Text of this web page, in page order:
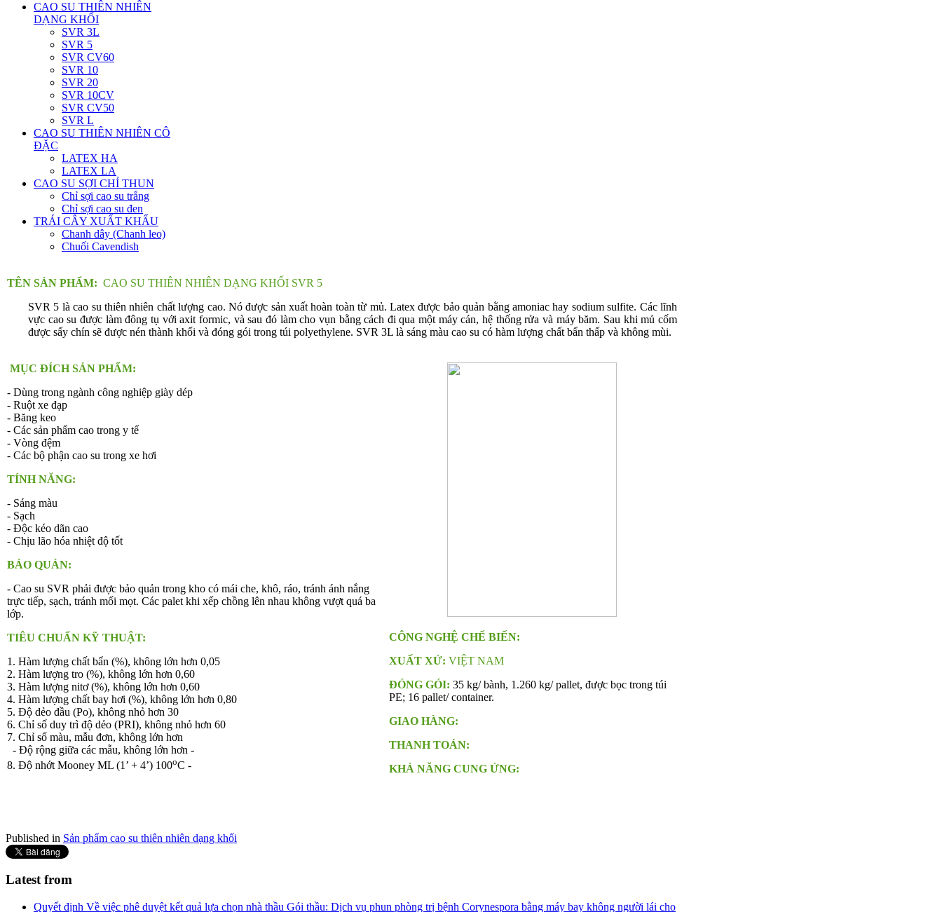
CAO SU THIÊN NHIÊN
DẠNG KHỐI
SVR 3L
SVR 5
SVR CV60
SVR 10
SVR 20
SVR 10CV
SVR CV50
SVR L
CAO SU THIÊN NHIÊN CÔ
ĐẶC
LATEX HA
LATEX LA
CAO SU SỢI CHỈ THUN
Chỉ sợi cao su trắng
Chỉ sợi cao su đen
TRÁI CÂY XUẤT KHẨU
Chanh dây (Chanh leo)
Chuối Cavendish
TÊN SẢN PHẨM: CAO SU THIÊN NHIÊN DẠNG KHỐI SVR 5
SVR 5 là cao su thiên nhiên chất lượng cao. Nó được sản xuất hoàn toàn từ mủ. Latex được bảo quản bằng amoniac hay sodium sulfite. Các lĩnh
vực cao su được làm đông tụ với axit formic, và sau đó làm cho vụn bằng cách đi qua một máy cán, hệ thống rửa và máy băm. Sau khi mủ cốm
được sấy chín sẽ được nén thành khối và đóng gói trong túi polyethylene. SVR 3L là sáng màu cao su có hàm lượng chất bẩn thấp và không mùi.
MỤC ĐÍCH SẢN PHẨM:
- Dùng trong ngành công nghiệp giày dép
- Ruột xe đạp
- Băng keo
- Các sản phẩm cao trong y tế
- Vòng đệm
- Các bộ phận cao su trong xe hơi
TÍNH NĂNG:
- Sáng màu
- Sạch
- Độc kéo dãn cao
- Chịu lão hóa nhiệt độ tốt
BẢO QUẢN:
- Cao su SVR phải được bảo quản trong kho có mái che, khô, ráo, tránh ánh nắng
trực tiếp, sạch, tránh mối mọt. Các palet khi xếp chồng lên nhau không vượt quá ba
lớp.
TIÊU CHUẨN KỸ THUẬT:
1. Hàm lượng chất bẩn (%), không lớn hơn 0,05
2. Hàm lượng tro (%), không lớn hơn 0,60
3. Hàm lượng nitơ (%), không lớn hơn 0,60
4. Hàm lượng chất bay hơi (%), không lớn hơn 0,80
5. Độ dẻo đầu (Po), không nhỏ hơn 30
6. Chỉ số duy trì độ dẻo (PRI), không nhỏ hơn 60
7. Chỉ số màu, mẫu đơn, không lớn hơn
- Độ rộng giữa các mẫu, không lớn hơn -
8. Độ nhớt Mooney ML (1’ + 4’) 100oC -
CÔNG NGHỆ CHẾ BIẾN:
XUẤT XỨ: VIỆT NAM
ĐÓNG GÓI: 35 kg/ bành, 1.260 kg/ pallet, được bọc trong túi
PE; 16 pallet/ container.
GIAO HÀNG:
THANH TOÁN:
KHẢ NĂNG CUNG ỨNG:
Published in Sản phẩm cao su thiên nhiên dạng khối
Latest from
Quyết định Về việc phê duyệt kết quả lựa chọn nhà thầu Gói thầu: Dịch vụ phun phòng trị bệnh Corynespora bằng máy bay không người lái cho